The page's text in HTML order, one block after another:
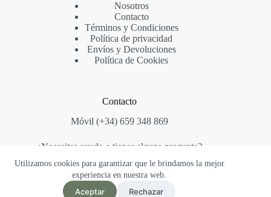
Utilizamos cookies para garantizar que le brindamos la mejor
experiencia en nuestra web.
Aceptar Rechazar
Nosotros
Contacto
Términos y Condiciones
Política de privacidad
Envíos y Devoluciones
Política de Cookies
Contacto
Móvil (+34) 659 348 869
¿Necesitas ayuda o tienes alguna pregunta?
Copyright © 2026 Miel Flor de Jara.